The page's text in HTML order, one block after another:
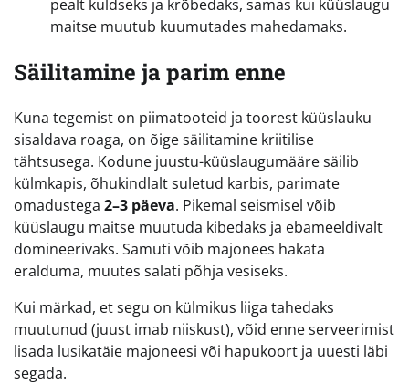
pealt kuldseks ja krõbedaks, samas kui küüslaugu
maitse muutub kuumutades mahedamaks.
Säilitamine ja parim enne
Kuna tegemist on piimatooteid ja toorest küüslauku
sisaldava roaga, on õige säilitamine kriitilise
tähtsusega. Kodune juustu-küüslaugumääre säilib
külmkapis, õhukindlalt suletud karbis, parimate
omadustega 2–3 päeva. Pikemal seismisel võib
küüslaugu maitse muutuda kibedaks ja ebameeldivalt
domineerivaks. Samuti võib majonees hakata
eralduma, muutes salati põhja vesiseks.
Kui märkad, et segu on külmikus liiga tahedaks
muutunud (juust imab niiskust), võid enne serveerimist
lisada lusikatäie majoneesi või hapukoort ja uuesti läbi
segada.